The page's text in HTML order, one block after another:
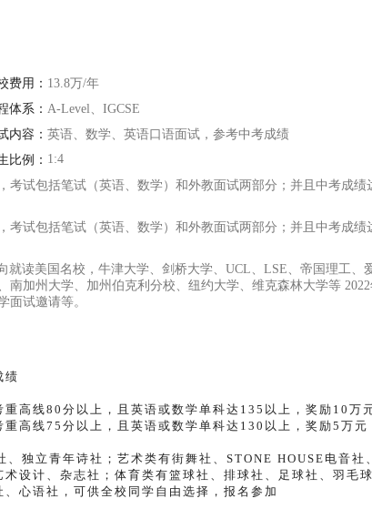
费用： 13.8万/年
体系： A-Level、IGCSE
内容： 英语、数学、英语口语面试，参考中考成绩
比例： 1:4
考试包括笔试（英语、数学）和外教面试两部分；并且中考成绩
考试包括笔试（英语、数学）和外教面试两部分；并且中考成绩
就读美国名校，牛津大学、剑桥大学、UCL、LSE、帝国理工、
加州大学、加州伯克利分校、纽约大学、维克森林大学等
面试邀请等。
绩
重高线80分以上，且英语或数学单科达135以上，奖励10万
重高线75分以上，且英语或数学单科达130以上，奖励5万元
、独立青年诗社；艺术类有街舞社、STONE HOUSE电音社
设计、杂志社；体育类有篮球社、排球社、足球社、羽毛
心语社，可供全校同学自由选择，报名参加